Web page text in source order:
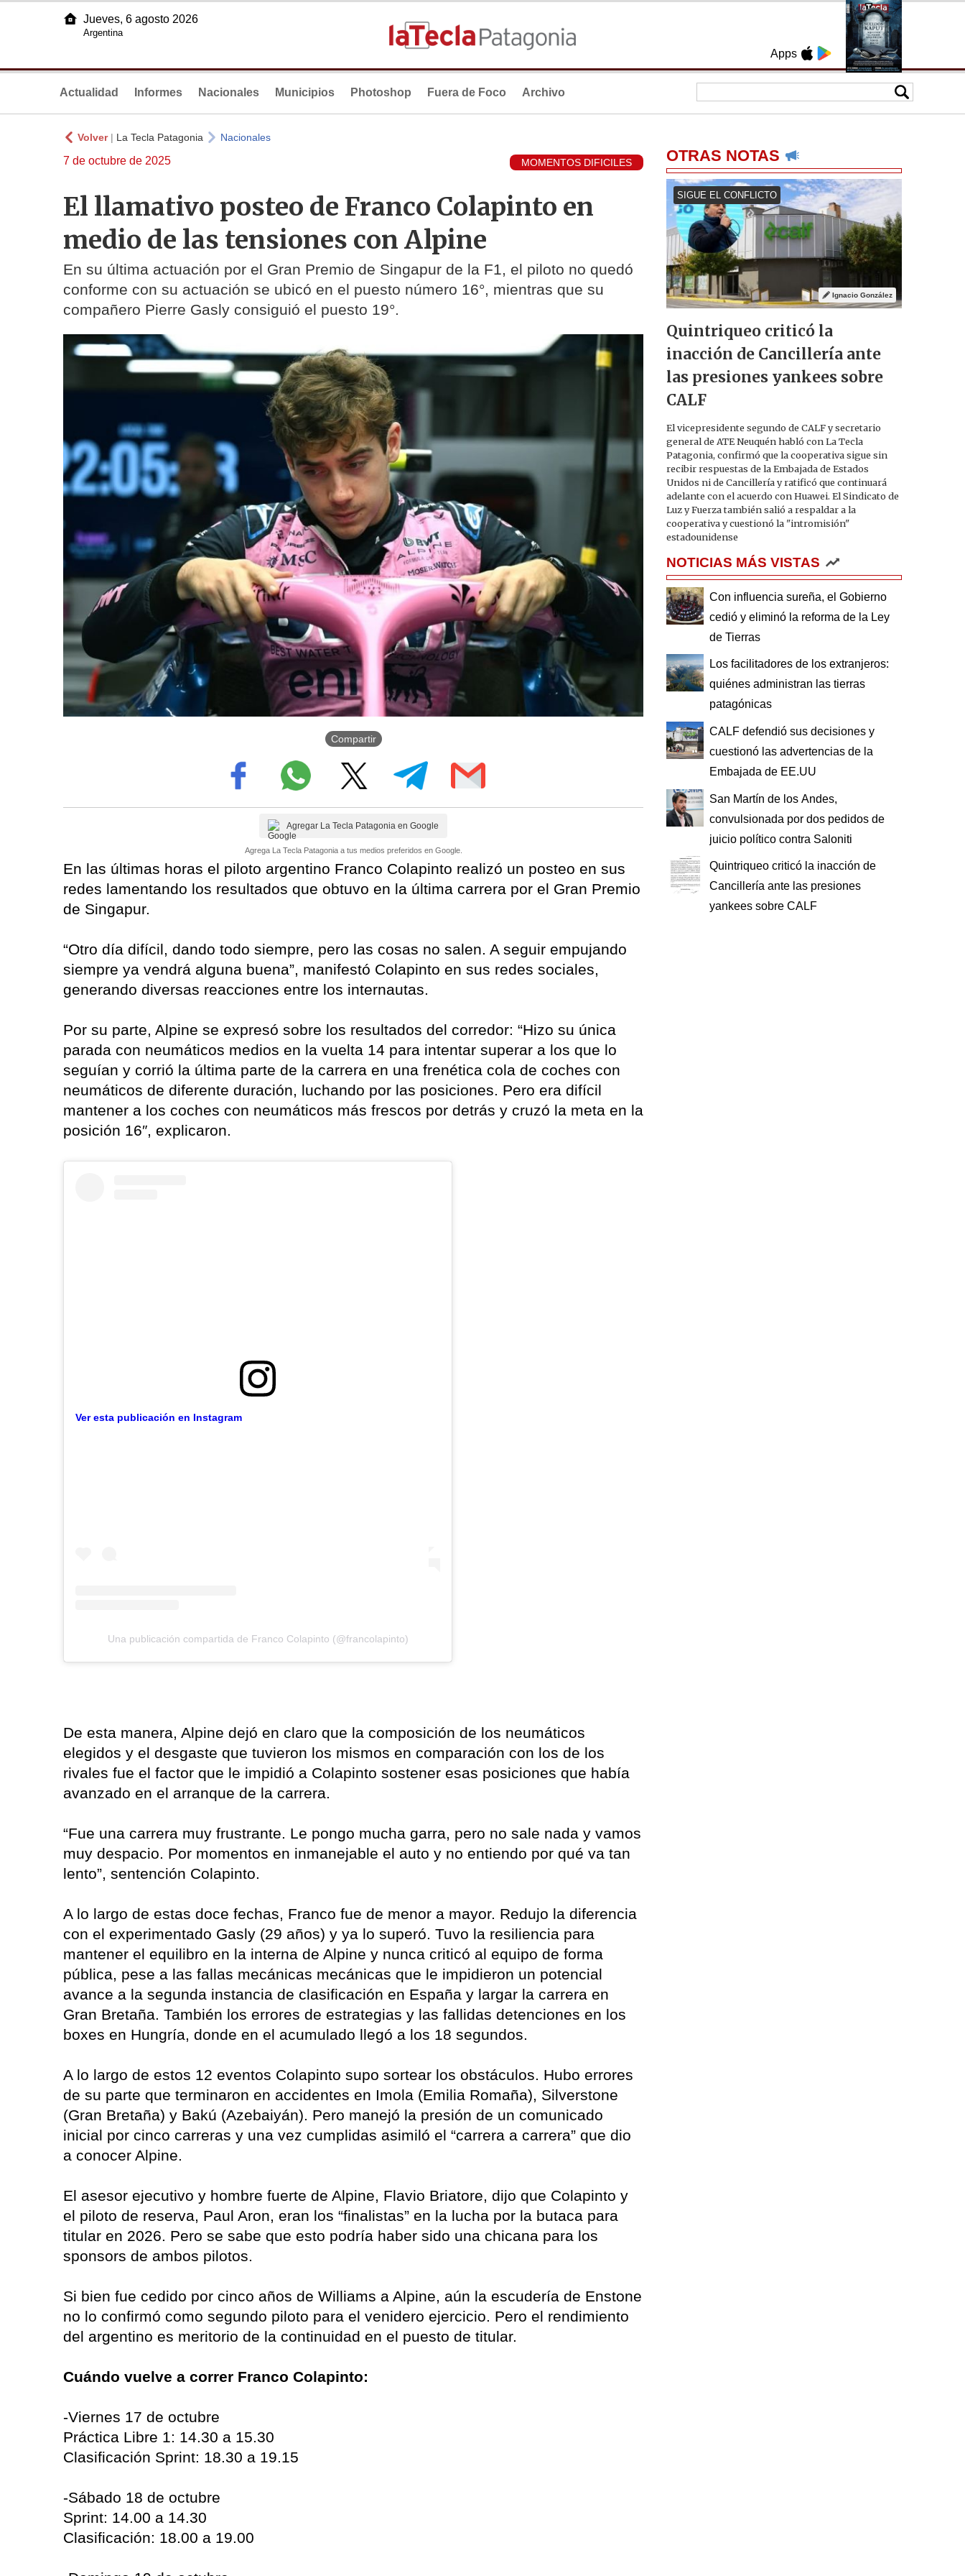
Apps
Jueves, 6 agosto 2026
Argentina
Actualidad Informes Nacionales Municipios Photoshop Fuera de Foco Archivo
Volver| La Tecla Patagonia Nacionales
7 de octubre de 2025 MOMENTOS DIFICILES
El llamativo posteo de Franco Colapinto en
medio de las tensiones con Alpine
En su última actuación por el Gran Premio de Singapur de la F1, el piloto no quedó
conforme con su actuación se ubicó en el puesto número 16°, mientras que su
compañero Pierre Gasly consiguió el puesto 19°.
Compartir
Agregar La Tecla Patagonia en Google
Agrega La Tecla Patagonia a tus medios preferidos en Google.
En las últimas horas el piloto argentino Franco Colapinto realizó un posteo en sus
redes lamentando los resultados que obtuvo en la última carrera por el Gran Premio
de Singapur.
“Otro día difícil, dando todo siempre, pero las cosas no salen. A seguir empujando
siempre ya vendrá alguna buena”, manifestó Colapinto en sus redes sociales,
generando diversas reacciones entre los internautas.
Por su parte, Alpine se expresó sobre los resultados del corredor: “Hizo su única
parada con neumáticos medios en la vuelta 14 para intentar superar a los que lo
seguían y corrió la última parte de la carrera en una frenética cola de coches con
neumáticos de diferente duración, luchando por las posiciones. Pero era difícil
mantener a los coches con neumáticos más frescos por detrás y cruzó la meta en la
posición 16″, explicaron.
Ver esta publicación en Instagram
Una publicación compartida de Franco Colapinto (@francolapinto)
De esta manera, Alpine dejó en claro que la composición de los neumáticos
elegidos y el desgaste que tuvieron los mismos en comparación con los de los
rivales fue el factor que le impidió a Colapinto sostener esas posiciones que había
avanzado en el arranque de la carrera.
“Fue una carrera muy frustrante. Le pongo mucha garra, pero no sale nada y vamos
muy despacio. Por momentos en inmanejable el auto y no entiendo por qué va tan
lento”, sentención Colapinto.
A lo largo de estas doce fechas, Franco fue de menor a mayor. Redujo la diferencia
con el experimentado Gasly (29 años) y ya lo superó. Tuvo la resiliencia para
mantener el equilibro en la interna de Alpine y nunca criticó al equipo de forma
pública, pese a las fallas mecánicas mecánicas que le impidieron un potencial
avance a la segunda instancia de clasificación en España y largar la carrera en
Gran Bretaña. También los errores de estrategias y las fallidas detenciones en los
boxes en Hungría, donde en el acumulado llegó a los 18 segundos.
A lo largo de estos 12 eventos Colapinto supo sortear los obstáculos. Hubo errores
de su parte que terminaron en accidentes en Imola (Emilia Romaña), Silverstone
(Gran Bretaña) y Bakú (Azebaiyán). Pero manejó la presión de un comunicado
inicial por cinco carreras y una vez cumplidas asimiló el “carrera a carrera” que dio
a conocer Alpine.
El asesor ejecutivo y hombre fuerte de Alpine, Flavio Briatore, dijo que Colapinto y
el piloto de reserva, Paul Aron, eran los “finalistas” en la lucha por la butaca para
titular en 2026. Pero se sabe que esto podría haber sido una chicana para los
sponsors de ambos pilotos.
Si bien fue cedido por cinco años de Williams a Alpine, aún la escudería de Enstone
no lo confirmó como segundo piloto para el venidero ejercicio. Pero el rendimiento
del argentino es meritorio de la continuidad en el puesto de titular.
Cuándo vuelve a correr Franco Colapinto:
-Viernes 17 de octubre
Práctica Libre 1: 14.30 a 15.30
Clasificación Sprint: 18.30 a 19.15
-Sábado 18 de octubre
Sprint: 14.00 a 14.30
Clasificación: 18.00 a 19.00
OTRAS NOTAS
SIGUE EL CONFLICTO
Ignacio González
Quintriqueo criticó la
inacción de Cancillería ante
las presiones yankees sobre
CALF
El vicepresidente segundo de CALF y secretario
general de ATE Neuquén habló con La Tecla
Patagonia, confirmó que la cooperativa sigue sin
recibir respuestas de la Embajada de Estados
Unidos ni de Cancillería y ratificó que continuará
adelante con el acuerdo con Huawei. El Sindicato de
Luz y Fuerza también salió a respaldar a la
cooperativa y cuestionó la "intromisión"
estadounidense
NOTICIAS MÁS VISTAS
Con influencia sureña, el Gobierno
cedió y eliminó la reforma de la Ley
de Tierras
Los facilitadores de los extranjeros:
quiénes administran las tierras
patagónicas
CALF defendió sus decisiones y
cuestionó las advertencias de la
Embajada de EE.UU
San Martín de los Andes,
convulsionada por dos pedidos de
juicio político contra Saloniti
Quintriqueo criticó la inacción de
Cancillería ante las presiones
yankees sobre CALF